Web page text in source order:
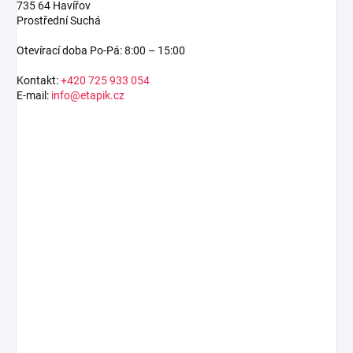
735 64 Havířov
Prostřední Suchá
Otevírací doba Po-Pá: 8:00 – 15:00
Kontakt:+420 725 933 054
E-mail: info@etapik.cz